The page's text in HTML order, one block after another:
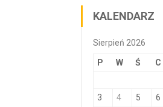
KALENDARZ
Sierpień 2026
P W Ś C
3
4 5 6